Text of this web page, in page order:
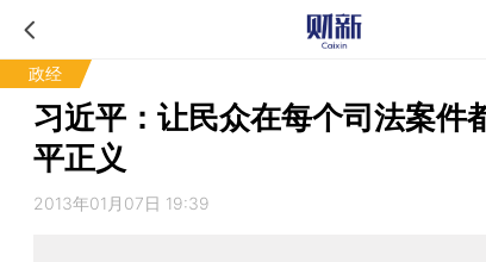
政经
习近平：让民众在每个司法案件
平正义
2013年01月07日 19:39